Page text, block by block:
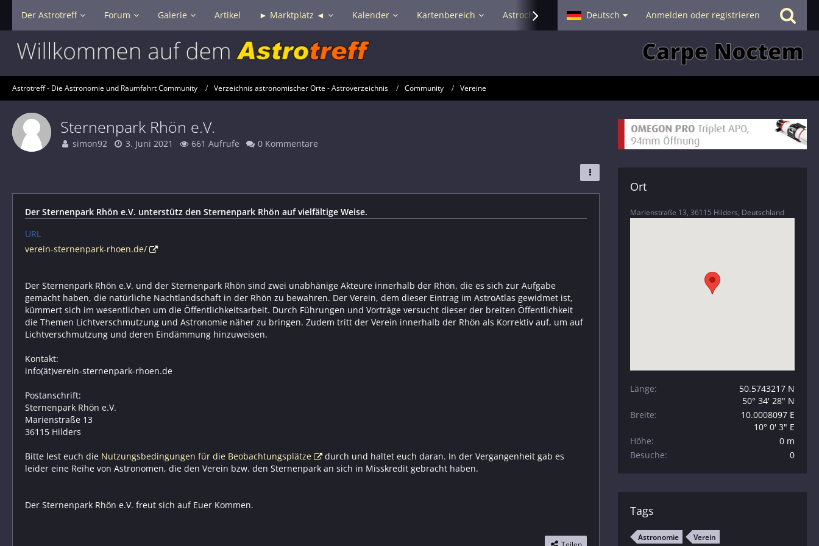
Der Astrotreff Forum Galerie Artikel ► Marktplatz ◄ Kalender Kartenbereich Astrochat - Smalltalk Hilfe
Deutsch Anmelden oder registrieren
Astrotreff - Die Astronomie und Raumfahrt Community Verzeichnis astronomischer Orte - Astroverzeichnis Community Vereine
Sternenpark Rhön e.V.
simon92 3. Juni 2021 661 Aufrufe 0 Kommentare
Der Sternenpark Rhön e.V. unterstütz den Sternenpark Rhön auf vielfältige Weise.
URL
verein-sternenpark-rhoen.de/
Der Sternenpark Rhön e.V. und der Sternenpark Rhön sind zwei unabhänige Akteure innerhalb der Rhön, die es sich zur Aufgabe
gemacht haben, die natürliche Nachtlandschaft in der Rhön zu bewahren. Der Verein, dem dieser Eintrag im AstroAtlas gewidmet ist,
kümmert sich im wesentlichen um die Öffentlichkeitsarbeit. Durch Führungen und Vorträge versucht dieser der breiten Öffentlichkeit
die Themen Lichtverschmutzung und Astronomie näher zu bringen. Zudem tritt der Verein innerhalb der Rhön als Korrektiv auf, um auf
Lichtverschmutzung und deren Eindämmung hinzuweisen.
Kontakt:
info(ät)verein-sternenpark-rhoen.de
Postanschrift:
Sternenpark Rhön e.V.
Marienstraße 13
36115 Hilders
Bitte lest euch die Nutzungsbedingungen für die Beobachtungsplätze
durch und haltet euch daran. In der Vergangenheit gab es
leider eine Reihe von Astronomen, die den Verein bzw. den Sternenpark an sich in Misskredit gebracht haben.
Der Sternenpark Rhön e.V. freut sich auf Euer Kommen.
Ort
Marienstraße 13, 36115 Hilders, Deutschland
Länge
50.5743217 N
50° 34' 28" N
Breite
10.0008097 E
10° 0' 3" E
Höhe
0 m
Besuche
0
Tags
Astronomie Verein